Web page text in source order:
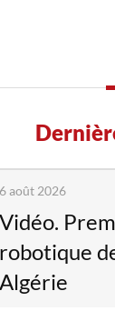
6 août 2026
Vidéo.
robotique
Algérie